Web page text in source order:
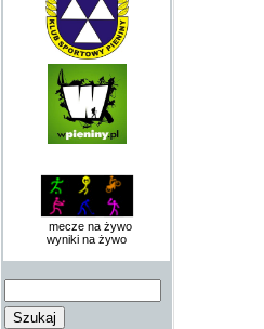
mecze na żywo
wyniki na żywo